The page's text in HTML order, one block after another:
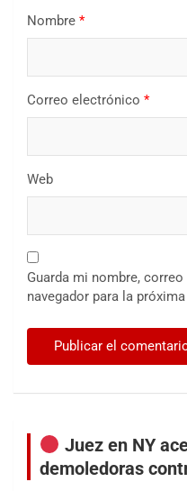
Nombre *
Correo electrónico *
Web
Guarda mi nombre,
navegador para la
Juez en NY
demoledoras